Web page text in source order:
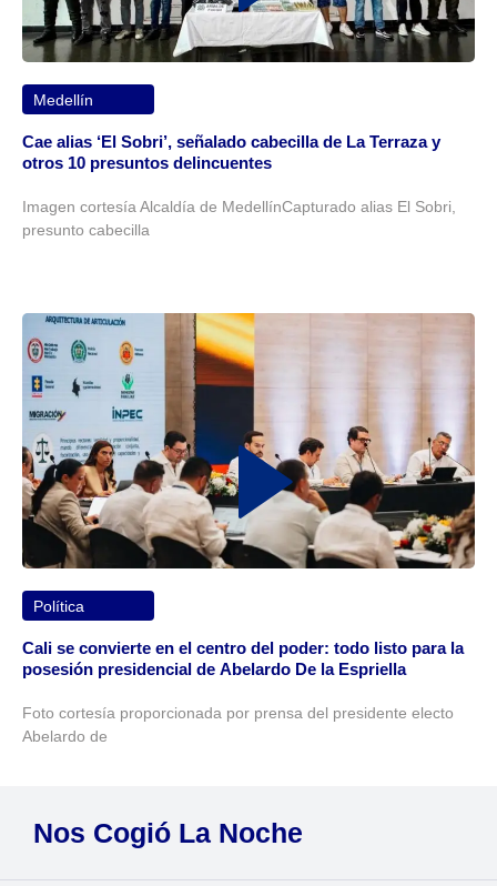
Medellín
Cae alias ‘El Sobri’, señalado cabecilla de La Terraza y
otros 10 presuntos delincuentes
Imagen cortesía Alcaldía de MedellínCapturado alias El Sobri,
presunto cabecilla
Política
Cali se convierte en el centro del poder: todo listo para la
posesión presidencial de Abelardo De la Espriella
Foto cortesía proporcionada por prensa del presidente electo
Abelardo de
Nos Cogió La Noche